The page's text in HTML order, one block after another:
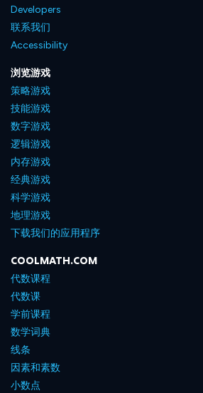
Developers
联系我们
Accessibility
浏览游戏
策略游戏
技能游戏
数字游戏
逻辑游戏
内存游戏
经典游戏
科学游戏
地理游戏
下载我们的应用程序
COOLMATH.COM
代数课程
代数课
学前课程
数学词典
线条
因素和素数
小数点